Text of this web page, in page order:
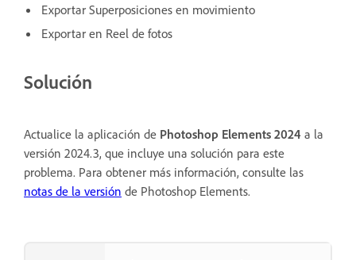
Exportar Superposiciones en movimiento
Exportar en Reel de fotos
Solución
Actualice la aplicación de Photoshop Elements 2024 a la
versión 2024.3, que incluye una solución para este
problema. Para obtener más información, consulte las
notas de la versión de Photoshop Elements.